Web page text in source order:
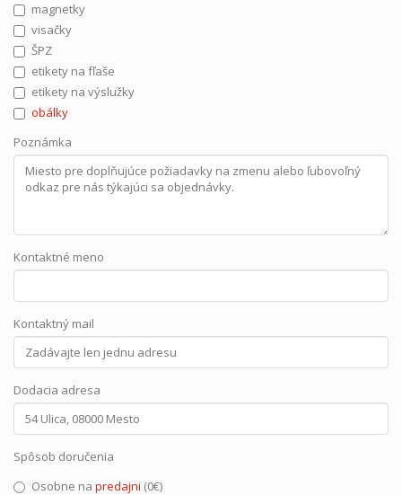
magnetky
visačky
ŠPZ
etikety na fľaše
etikety na výslužky
obálky
Poznámka
Kontaktné meno
Kontaktný mail
Dodacia adresa
Spôsob doručenia
Osobne na predajni (0€)